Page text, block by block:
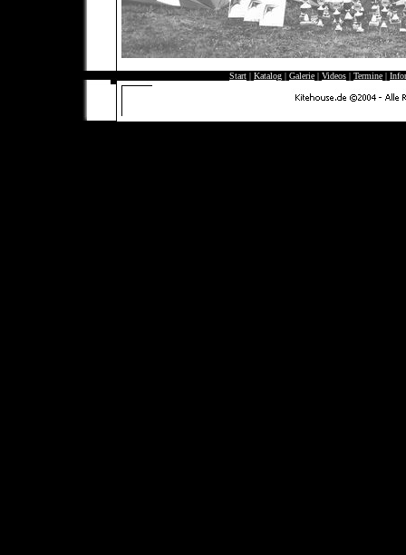
Start | Katalog | Galerie | Videos | Termine |